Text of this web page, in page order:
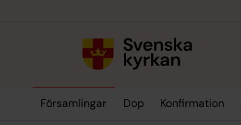
Församlingar Dop Konfirmation